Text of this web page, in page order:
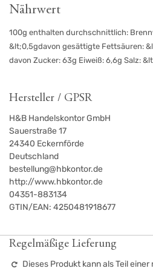
Nährwert
100g enthalten durchschnittlich:
&lt;0,5gdavon gesättigte Fettsäuren:
davon Zucker: 63g Eiweiß: 6,6g Salz:
Hersteller / GPSR
H&B Handelskontor GmbH
Sauerstraße 17
24340 Eckernförde
Deutschland
bestellung@hbkontor.de
http://www.hbkontor.de
04351-883134
GTIN/EAN: 4250481918677
Regelmäßige Lieferung
Dieses Produkt kann als Teil